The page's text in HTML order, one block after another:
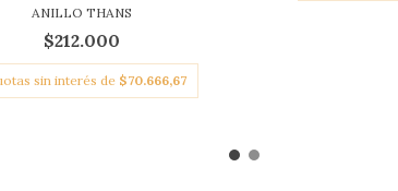
ANILLO THANS
$212.000
sin interés de $70.666,67